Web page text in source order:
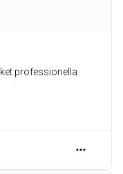
professionella